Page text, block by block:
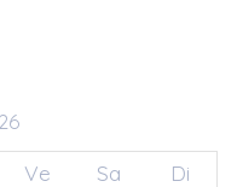
Ve Sa
Di